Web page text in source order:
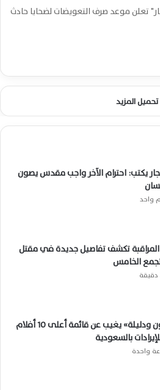
تعلن موعد صرف التعويضات لضحايا حادث
تحميل المزيد
يكتب: احترام الآخر واجب مقدس يصون
واحد
المراقبة تكشف تفاصيل جديدة في مقتل
الخامس
«شمشون ودليلة» يغيب عن قائمة أعلى 10 أفلام
بالسعودية
واحدة